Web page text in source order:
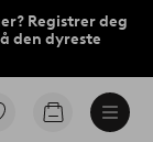
Registrer deg
den dyreste
Gå